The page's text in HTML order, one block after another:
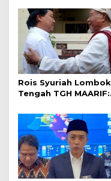
Rois Syuriah Lombok
Tengah TGH MAARIF:
Abad Kedua NU”